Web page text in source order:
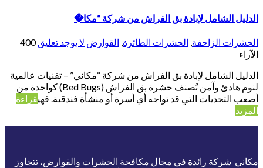
الدليل الشامل لإبادة بق الفراش من شركة “مكا�
الحشرات الزاحفة, الحشرات الطائرة, القوارض لا يوجد تعليق 400
الآراء
الدليل الشامل لإبادة بق الفراش من شركة “مكاني” – تقنيات عالمية
لنوم هادئ وآمن تُصنف حشرة بق الفراش (Bed Bugs) كواحدة من
أصعب التحديات التي قد تواجه أي أسرة أو منشأة فندقية. فهيقراءة
المزيد
مكاني شركة رائدة في مجال مكافحة الحشرات والقوارض، تتجاوز